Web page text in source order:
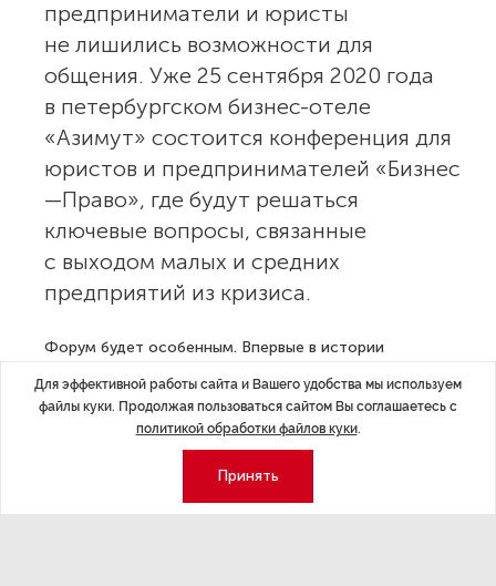
предприниматели и юристы
не лишились возможности для
общения. Уже 25 сентября 2020 года
в петербургском бизнес-отеле
«Азимут» состоится конференция для
юристов и предпринимателей «Бизнес
—Право», где будут решаться
ключевые вопросы, связанные
с выходом малых и средних
предприятий из кризиса.
Форум будет особенным. Впервые в истории
LegalConf, в рамках форума пройдёт секция для
предпринимателей. По результатам опроса десятков
представителей бизнес-сообщества Петербурга было
определено пять самых актуальных вопросов и горячих
тем этого года. 25 сентября в 14:00 лучшие юристы
Петербурга и Москвы выступят для предпринимателей
Для эффективной работы сайта и Вашего удобства мы используем
файлы куки. Продолжая пользоваться сайтом Вы соглашаетесь с
политикой обработки файлов куки.
Принять